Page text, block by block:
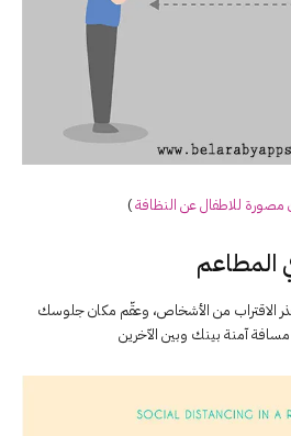
للاطفال عن النظافة)
المطاعم
الاقتراب من الأشخاص، وعقّم مكان جلوسك
آمنة بينك وبين الآخرين